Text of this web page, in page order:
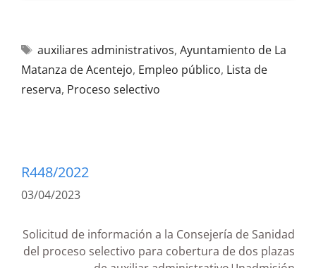
auxiliares administrativos, Ayuntamiento de La
Matanza de Acentejo, Empleo público, Lista de
reserva, Proceso selectivo
R448/2022
03/04/2023
Solicitud de información a la Consejería de Sanidad
del proceso selectivo para cobertura de dos plazas